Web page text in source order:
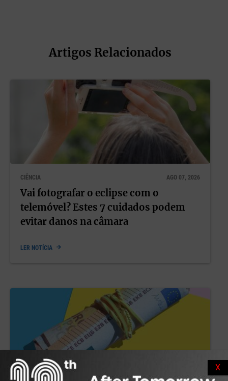
Artigos Relacionados
CIÊNCIA AGO 07, 2026
Vai fotografar o eclipse com o
telemóvel? Estes 7 cuidados podem
evitar danos na câmara
LER NOTÍCIA
X